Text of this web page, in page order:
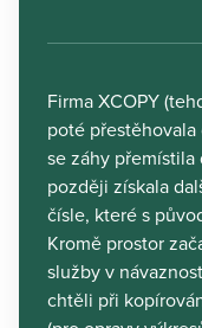
Firma XCOPY
poté
se záhy
později získala
čísle, které s
Kromě prostor
služby v
chtěli při